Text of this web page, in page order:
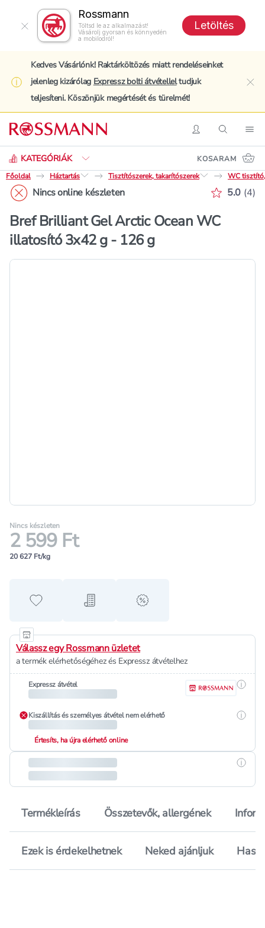
Rossmann
Töltsd le az alkalmazást!
Vásárolj gyorsan és könnyedén
a mobilodról!
Letöltés
Kedves Vásárlónk! Raktárköltözés miatt rendeléseinket
jelenleg kizárólag Expressz bolti átvételleltudjuk
teljesíteni. Köszönjük megértését és türelmét!
BelépésKeresés
KATEGÓRIÁK
Keresés
KOSARAM
Főoldal
Háztartás Tisztítószerek, takarítószerek WC
Nincs online készleten 5.0 (4)
Bref Brilliant Gel Arctic Ocean WC
illatosító 3x42 g - 126 g
Nincs készleten
2 599 Ft
20 627 Ft/kg
Hozzáadás a kedvencekhez
Hozzáadás a bevásárló listához
alert when on sale
Válassz egy Rossmann üzletet
a termék elérhetőségéhez és Expressz átvételhez
Expressz átvétel
Kiszállítás és személyes átvétel nem elérhető
Értesíts, ha újra elérhető online
Termékleírás Összetevők, allergének
Ezek is érdekelhetnek Neked ajánljuk